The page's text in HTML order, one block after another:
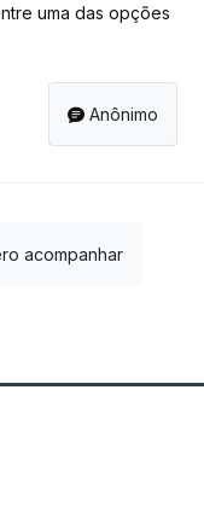
uma das opções
Anônimo
acompanhar